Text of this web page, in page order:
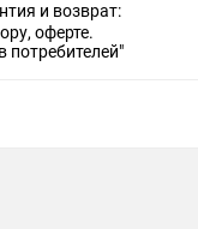
и возврат:
оферте.